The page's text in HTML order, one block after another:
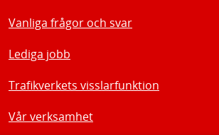
Vanliga frågor och svar
Lediga jobb
Trafikverkets visslarfunktion
Vår verksamhet